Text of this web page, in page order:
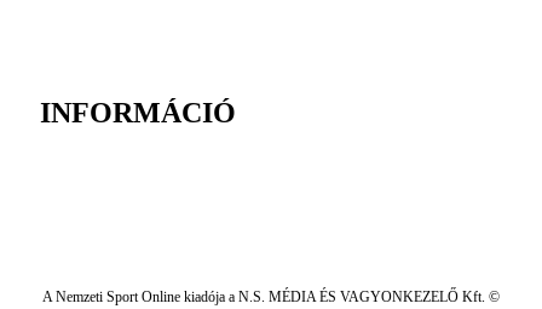
INFORMÁCIÓ
A Nemzeti Sport Online kiadója a N.S. MÉDIA ÉS VAGYONKEZELŐ Kft. ©